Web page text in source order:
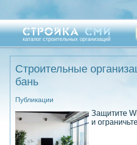
каталог строительных организаций
Строительные
бань
Публикации
Защитите
и